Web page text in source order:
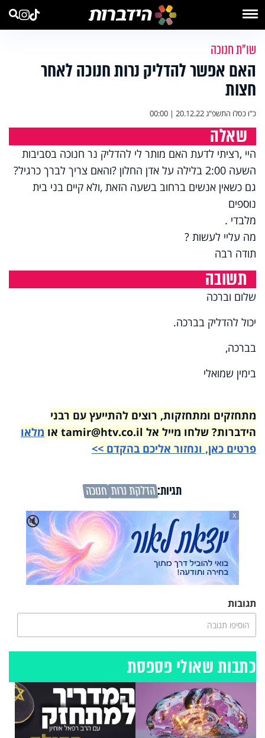
שו"ת חנוכה
האם אפשר להדליק נרות חנוכה לאחר
חצות
כ"ו כסלו התשפ"ג20.12.22 | 00:00
שאלה
היי ,רציתי לדעת האם מותר לי להדליק נר חנוכה בסביבות
השעה 2:00 בלילה על אדן החלון ?והאם צריך לברך כרגיל?
גם כשאין אנשים ברחוב בשעה הזאת ,ולא קיים בני בית
נוספים
מלבדי .
מה עליי לעשות ?
תודה רבה
תשובה
שלום וברכה
יכול להדליק בברכה.
בברכה,
בימין שמואלי
מתחזקים ומתחזקות, רוצים להתייעץ עם רבני
הידברות? שלחו מייל אל tamir@htv.co.il או
מלאו
פרטים כאן, ונחזור אליכם בהקדם >>
תגיות:הדלקת נרות חנוכה
🔇
X
תגובות
הוסיפו תגובה
כתבות שאולי פספסת